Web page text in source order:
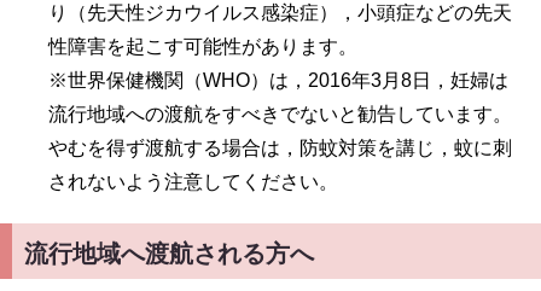
り（先天性ジカウイルス感染症），小頭症などの先天
性障害を起こす可能性があります。
※世界保健機関（WHO）は，2016年3月8日，妊婦は
流行地域への渡航をすべきでないと勧告しています。
やむを得ず渡航する場合は，防蚊対策を講じ，蚊に刺
されないよう注意してください。
流行地域へ渡航される方へ